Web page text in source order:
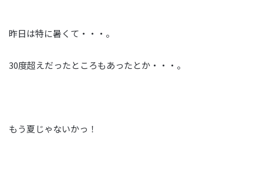
昨日は特に暑くて・・・。
30度超えだったところもあったとか・・・。
もう夏じゃないかっ！